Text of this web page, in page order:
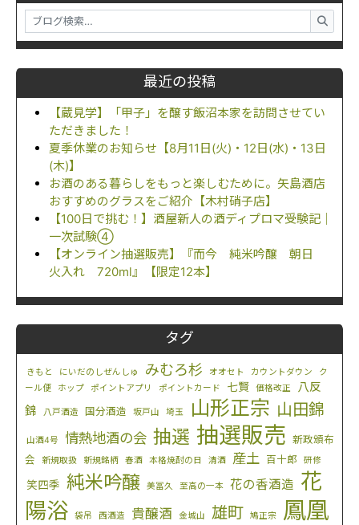
最近の投稿
【蔵見学】「甲子」を醸す飯沼本家を訪問させてい
ただきました！
夏季休業のお知らせ【8月11日(火)・12日(水)・13日
(木)】
お酒のある暮らしをもっと楽しむために。矢島酒店
おすすめのグラスをご紹介【木村硝子店】
【100日で挑む！】酒屋新人の酒ディプロマ受験記｜
一次試験④
【オンライン抽選販売】『而今 純米吟醸 朝日
火入れ 720ml』【限定12本】
タグ
きもと にいだのしぜんしゅ みむろ杉 オオセト カウントダウン
ク
ール便
ホップ ポイントアプリ ポイントカード 七賢 価格改正
八反
錦
八戸酒造 国分酒造 坂戸山 埼玉 山形正宗 山田錦
山酒4号 情熱地酒の会 抽選 抽選販売 新政頒布
会
新規取扱 新規銘柄 春酒 本格焼酎の日 清酒 産土 百十郎 研修
笑四季 純米吟醸 美冨久 至高の一本 花の香酒造 花
陽浴
袋吊 西酒造 貴醸酒 金城山 雄町 鳩正宗
鳳凰